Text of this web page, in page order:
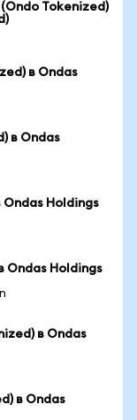
Tokenized)
в Ondas
в Ondas
Holdings
Ondas Holdings
в Ondas
в Ondas